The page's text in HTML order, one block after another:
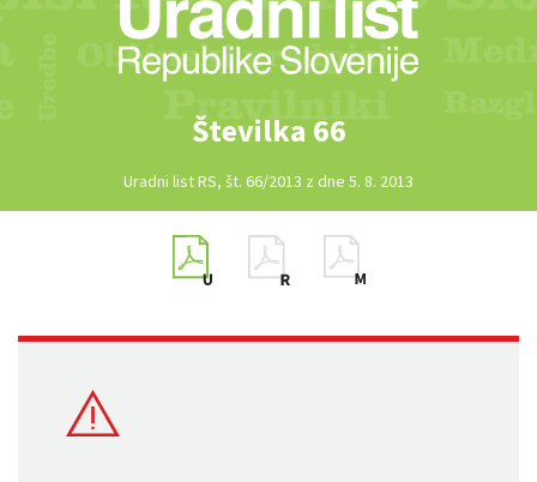
Številka 66
Uradni list RS, št. 66/2013 z dne 5. 8. 2013